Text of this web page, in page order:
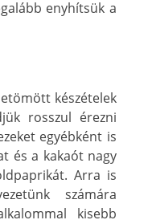
enyhítsük a
készételek
rosszul érezni
egyébként is
és a kakaót nagy
Arra is
számára
kisebb